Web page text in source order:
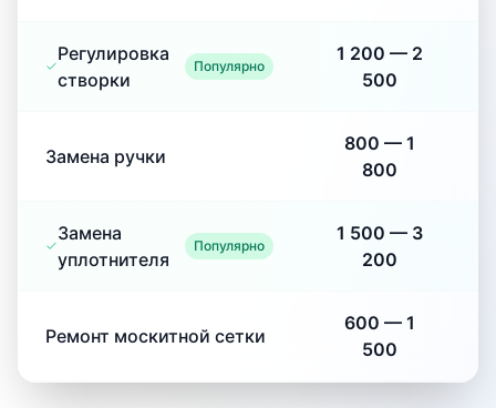
Регулировка
створки
Популярно
1 200 — 2
500
Замена ручки
800 — 1
800
Замена
уплотнителя
Популярно
1 500 — 3
200
Ремонт москитной сетки
600 — 1
500